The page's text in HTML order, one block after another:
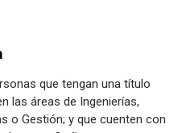
que tengan una título
las áreas de Ingenierías,
o Gestión; y que cuenten con